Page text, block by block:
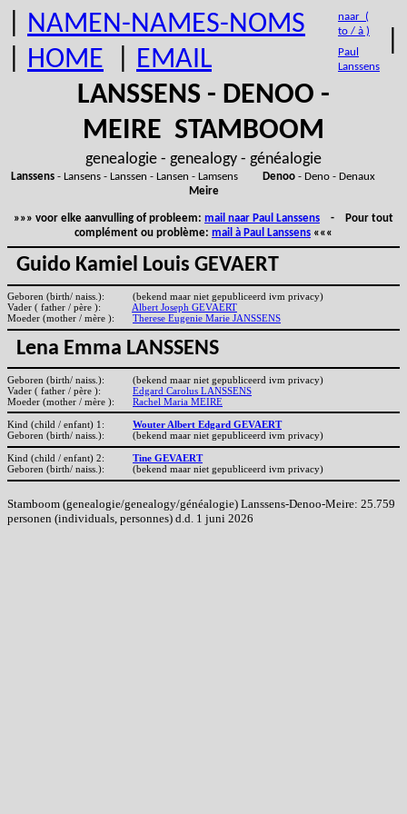
NAMEN-NAMES-NOMS
HOME EMAIL
naar (
to / à )
Paul
Lanssens
LANSSENS - DENOO -
MEIRE STAMBOOM
genealogie - genealogy - généalogie
Lanssens- Lansens - Lanssen - Lansen - Lamsens Denoo- Deno - Denaux
Meire
»»» voor elke aanvulling of probleem: mail naar Paul Lanssens - Pour tout
complément ou problème: mail à Paul Lanssens «««
Guido Kamiel Louis GEVAERT
Geboren (birth/ naiss.):
(bekend maar niet gepubliceerd ivm privacy)
Vader ( father / père ):
Albert Joseph GEVAERT
Moeder (mother / mère ):
Therese Eugenie Marie JANSSENS
Lena Emma LANSSENS
Geboren (birth/ naiss.):
(bekend maar niet gepubliceerd ivm privacy)
Vader ( father / père ):
Edgard Carolus LANSSENS
Moeder (mother / mère ):
Rachel Maria MEIRE
Kind (child / enfant) 1:
Wouter Albert Edgard GEVAERT
Geboren (birth/ naiss.):
(bekend maar niet gepubliceerd ivm privacy)
Kind (child / enfant) 2:
Tine GEVAERT
Geboren (birth/ naiss.):
(bekend maar niet gepubliceerd ivm privacy)
Stamboom (genealogie/genealogy/généalogie) Lanssens-Denoo-Meire: 25.759
personen (individuals, personnes) d.d. 1 juni 2026